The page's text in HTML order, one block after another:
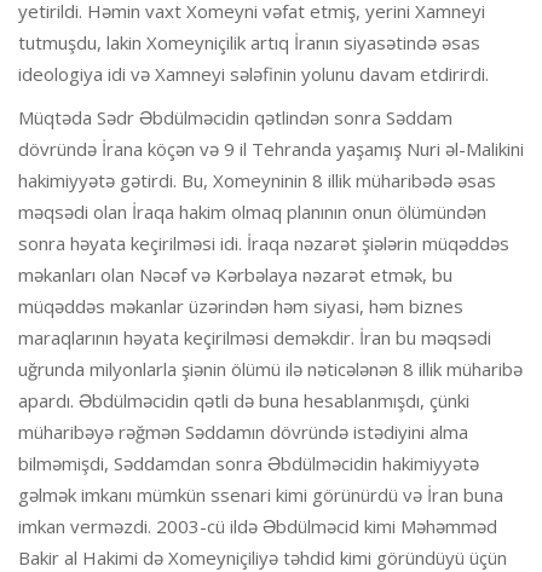
yetirildi. Həmin vaxt Xomeyni vəfat etmiş, yerini Xamneyi
tutmuşdu, lakin Xomeyniçilik artıq İranın siyasətində əsas
ideologiya idi və Xamneyi sələfinin yolunu davam etdirirdi.
Müqtəda Sədr Əbdülməcidin qətlindən sonra Səddam
dövründə İrana köçən və 9 il Tehranda yaşamış Nuri əl-Malikini
hakimiyyətə gətirdi. Bu, Xomeyninin 8 illik müharibədə əsas
məqsədi olan İraqa hakim olmaq planının onun ölümündən
sonra həyata keçirilməsi idi. İraqa nəzarət şiələrin müqəddəs
məkanları olan Nəcəf və Kərbəlaya nəzarət etmək, bu
müqəddəs məkanlar üzərindən həm siyasi, həm biznes
maraqlarının həyata keçirilməsi deməkdir. İran bu məqsədi
uğrunda milyonlarla şiənin ölümü ilə nəticələnən 8 illik müharibə
apardı. Əbdülməcidin qətli də buna hesablanmışdı, çünki
müharibəyə rəğmən Səddamın dövründə istədiyini alma
bilməmişdi, Səddamdan sonra Əbdülməcidin hakimiyyətə
gəlmək imkanı mümkün ssenari kimi görünürdü və İran buna
imkan verməzdi. 2003-cü ildə Əbdülməcid kimi Məhəmməd
Bakir al Hakimi də Xomeyniçiliyə təhdid kimi göründüyü üçün